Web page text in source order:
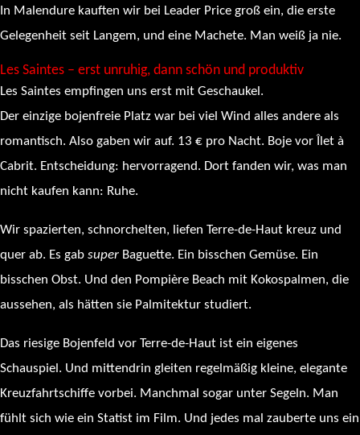
In Malendure kauften wir bei Leader Price groß ein, die erste
Gelegenheit seit Langem, und eine Machete. Man weiß ja nie.
Les Saintes – erst unruhig, dann schön und produktiv
Les Saintes empfingen uns erst mit Geschaukel.
Der einzige bojenfreie Platz war bei viel Wind alles andere als
romantisch. Also gaben wir auf. 13 € pro Nacht. Boje vor Îlet à
Cabrit. Entscheidung: hervorragend. Dort fanden wir, was man
nicht kaufen kann: Ruhe.
Wir spazierten, schnorchelten, liefen Terre-de-Haut kreuz und
quer ab. Es gab super Baguette. Ein bisschen Gemüse. Ein
bisschen Obst. Und den Pompière Beach mit Kokospalmen, die
aussehen, als hätten sie Palmitektur studiert.
Das riesige Bojenfeld vor Terre-de-Haut ist ein eigenes
Schauspiel. Und mittendrin gleiten regelmäßig kleine, elegante
Kreuzfahrtschiffe vorbei. Manchmal sogar unter Segeln. Man
fühlt sich wie ein Statist im Film. Und jedes mal zauberte uns ein